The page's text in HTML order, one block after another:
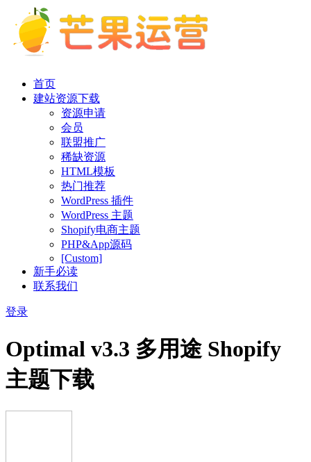
首页
建站资源下载
资源申请
会员
联盟推广
稀缺资源
HTML模板
热门推荐
WordPress 插件
WordPress 主题
Shopify电商主题
PHP&App源码
[Custom]
新手必读
联系我们
登录
Optimal v3.3 多用途 Shopify
主题下载